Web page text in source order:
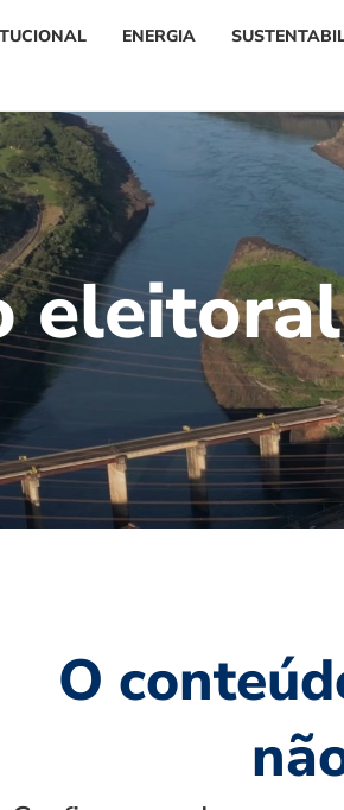
ENERGIA
eleitoral
O